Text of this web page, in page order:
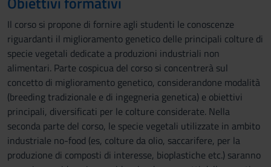
Il corso si propone di fornire agli studenti le conoscenze
riguardanti il miglioramento genetico delle principali colture di
specie vegetali dedicate a produzioni industriali non
alimentari. Parte cospicua del corso si concentrerà sul
concetto di miglioramento genetico, considerandone modalità
(breeding tradizionale e di ingegneria genetica) e obiettivi
principali, diversificati per le colture considerate. Nella
seconda parte del corso, le specie vegetali utilizzate in ambito
industriale no-food (es, colture da olio, saccarifere, per la
produzione di composti di interesse, bioplastiche etc.) saranno